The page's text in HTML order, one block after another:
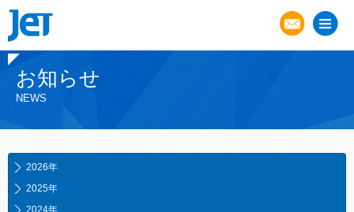
お知らせ
NEWS
2026年
2025年
2024年